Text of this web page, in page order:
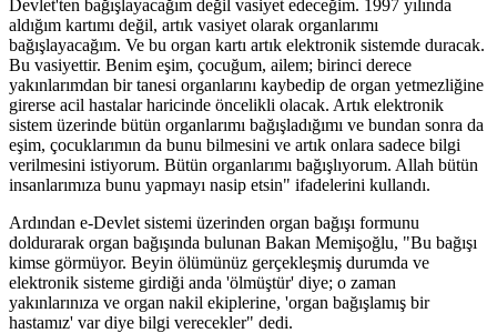
Devlet'ten bağışlayacağım değil vasiyet edeceğim. 1997 yılında
aldığım kartımı değil, artık vasiyet olarak organlarımı
bağışlayacağım. Ve bu organ kartı artık elektronik sistemde duracak.
Bu vasiyettir. Benim eşim, çocuğum, ailem; birinci derece
yakınlarımdan bir tanesi organlarını kaybedip de organ yetmezliğine
girerse acil hastalar haricinde öncelikli olacak. Artık elektronik
sistem üzerinde bütün organlarımı bağışladığımı ve bundan sonra da
eşim, çocuklarımın da bunu bilmesini ve artık onlara sadece bilgi
verilmesini istiyorum. Bütün organlarımı bağışlıyorum. Allah bütün
insanlarımıza bunu yapmayı nasip etsin" ifadelerini kullandı.
Ardından e-Devlet sistemi üzerinden organ bağışı formunu
doldurarak organ bağışında bulunan Bakan Memişoğlu, "Bu bağışı
kimse görmüyor. Beyin ölümünüz gerçekleşmiş durumda ve
elektronik sisteme girdiği anda 'ölmüştür' diye; o zaman
yakınlarınıza ve organ nakil ekiplerine, 'organ bağışlamış bir
hastamız' var diye bilgi verecekler" dedi.